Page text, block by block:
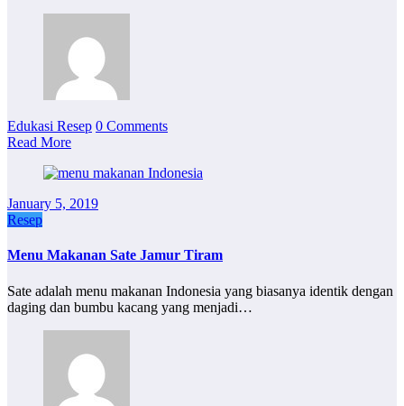
Edukasi Resep 0 Comments
Read More
January 5, 2019
Resep
Menu Makanan Sate Jamur Tiram
Sate adalah menu makanan Indonesia yang biasanya identik dengan
daging dan bumbu kacang yang menjadi…